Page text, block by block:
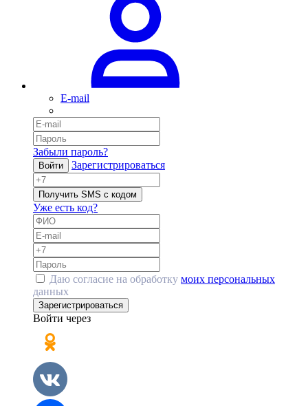
E-mail
Забыли пароль?
Войти Зарегистрироваться
Получить SMS с кодом
Уже есть код?
Даю согласие на обработку моих персональных
данных
Зарегистрироваться
Войти через